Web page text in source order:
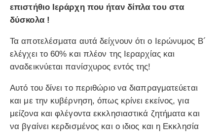
επιστήθιο Ιεράρχη που ήταν δίπλα του στα
δύσκολα !
Τα αποτελέσματα αυτά δείχνουν ότι ο Ιερώνυμος Β´
ελέγχει το 60% και πλέον της Ιεραρχίας και
αναδεικνύεται πανίσχυρος εντός της!
Αυτό του δίνει το περιθώριο να διαπραγματεύεται
και με την κυβέρνηση, όπως κρίνει εκείνος, για
μείζονα και φλέγοντα εκκλησιαστικά ζητήματα και
να βγαίνει κερδισμένος και ο ιδιος και η Εκκλησία